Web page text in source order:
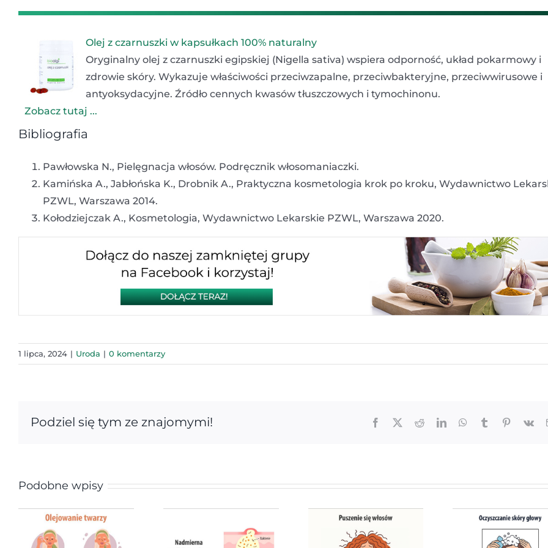
Olej z czarnuszki w kapsułkach 100% naturalny
Oryginalny olej z czarnuszki egipskiej (Nigella sativa) wspiera odporność, układ pokarmowy i
zdrowie skóry. Wykazuje właściwości przeciwzapalne, przeciwbakteryjne, przeciwwirusowe i
antyoksydacyjne. Źródło cennych kwasów tłuszczowych i tymochinonu.
Zobacz tutaj ...
Bibliografia
Pawłowska N., Pielęgnacja włosów. Podręcznik włosomaniaczki.
Kamińska A., Jabłońska K., Drobnik A., Praktyczna kosmetologia krok po kroku, Wydawnictwo
PZWL, Warszawa 2014.
Kołodziejczak A., Kosmetologia, Wydawnictwo Lekarskie PZWL, Warszawa 2020.
1 lipca, 2024 | Uroda | 0 komentarzy
Podziel się tym ze znajomymi! Facebook
X RedditLinkedInWhatsApp
TumblrPinterest
Vk
Podobne wpisy